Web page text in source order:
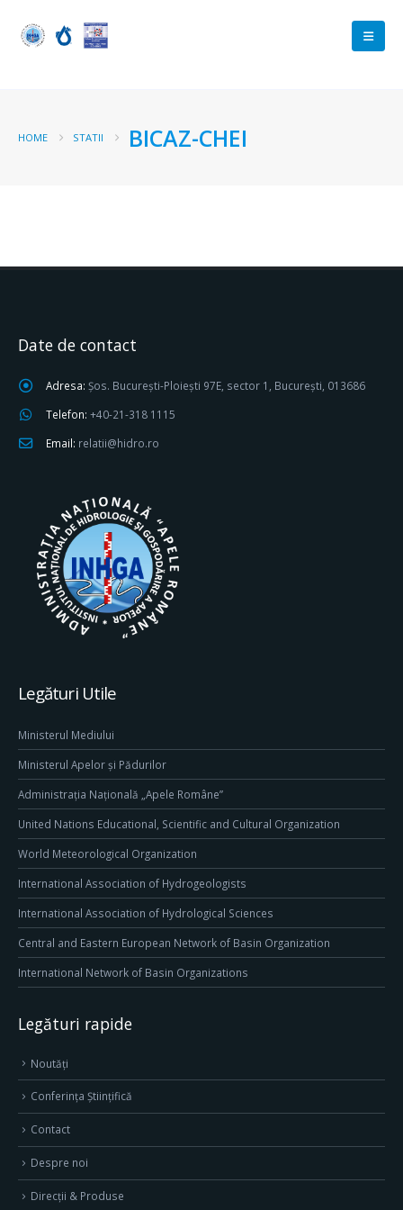
HOME STATII BICAZ-CHEI
Date de contact
Adresa: Șos. București-Ploiești 97E, sector 1, București, 013686
Telefon: +40-21-318 1115
Email: relatii@hidro.ro
Legături Utile
Ministerul Mediului
Ministerul Apelor și Pădurilor
Administrația Națională „Apele Române”
United Nations Educational, Scientific and Cultural Organization
World Meteorological Organization
International Association of Hydrogeologists
International Association of Hydrological Sciences
Central and Eastern European Network of Basin Organization
International Network of Basin Organizations
Legături rapide
Noutăți
Conferința Științifică
Contact
Despre noi
Direcţii & Produse